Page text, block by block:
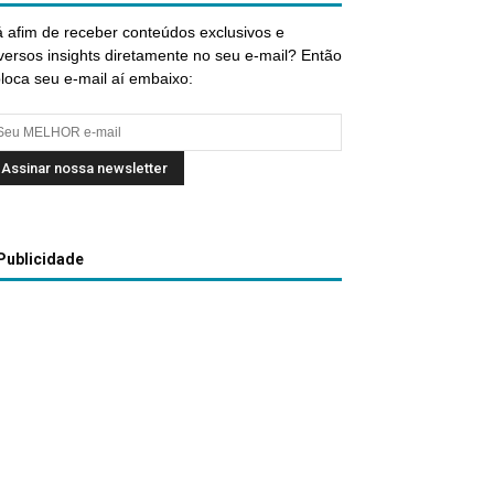
afim de receber conteúdos exclusivos e
insights diretamente no seu e-mail? Então
seu e-mail aí embaixo:
Publicidade